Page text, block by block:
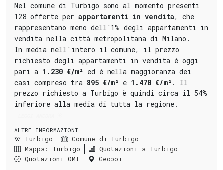
Nel comune di Turbigo sono al momento presenti
128 offerte per appartamenti in vendita, che
rappresentano meno dell'1% degli appartamenti in
vendita nella città metropolitana di Milano.
In media nell'intero il comune, il prezzo
richiesto degli appartamenti in vendita è oggi
pari a 1.230 €/m² ed è nella maggioranza dei
casi compreso tra 895 €/m² e 1.470 €/m² . Il
prezzo richiesto a Turbigo è quindi circa il 54%
inferiore alla media di tutta la regione.
ALTRE INFORMAZIONI
Turbigo
Comune di Turbigo
Mappa: Turbigo
Quotazioni a Turbigo
Quotazioni OMI
Geopoi